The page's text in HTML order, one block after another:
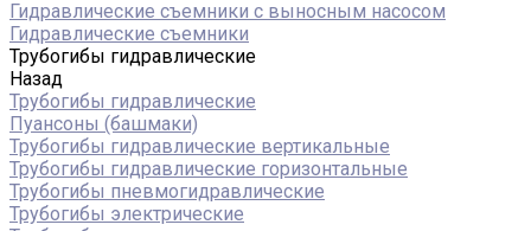
Гидравлические cъемники с выносным насосом
Гидравлические съемники
Трубогибы гидравлические
Назад
Трубогибы гидравлические
Пуансоны (башмаки)
Трубогибы гидравлические вертикальные
Трубогибы гидравлические горизонтальные
Трубогибы пневмогидравлические
Трубогибы электрические